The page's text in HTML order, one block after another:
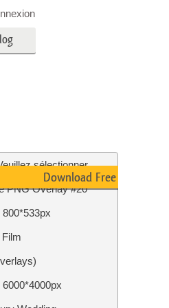
sélectionner
PNG Overlay #20
800*533px
6000*4000px
Download Free PNG